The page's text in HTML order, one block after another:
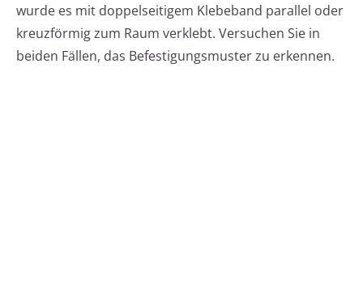
wurde es mit doppelseitigem Klebeband parallel oder
kreuzförmig zum Raum verklebt. Versuchen Sie in
beiden Fällen, das Befestigungsmuster zu erkennen.